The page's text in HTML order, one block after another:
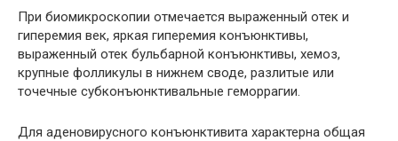
При биомикроскопии отмечается выраженный отек и
гиперемия век, яркая гиперемия конъюнктивы,
выраженный отек бульбарной конъюнктивы, хемоз,
крупные фолликулы в нижнем своде, разлитые или
точечные субконъюнктивальные геморрагии.
Для аденовирусного конъюнктивита характерна общая